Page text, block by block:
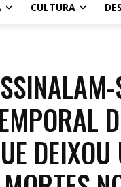
CULTURA